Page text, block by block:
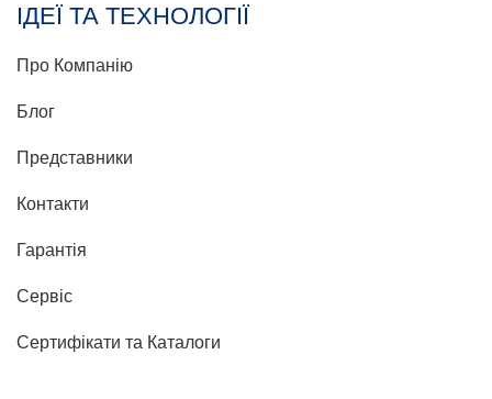
ІДЕЇ ТА ТЕХНОЛОГІЇ
Про Компанію
Блог
Представники
Контакти
Гарантія
Сервіс
Сертифікати та Каталоги